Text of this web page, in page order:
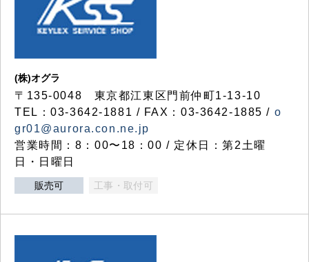
(株)オグラ
〒135-0048 東京都江東区門前仲町1-13-10
TEL：03-3642-1881 / FAX：03-3642-1885 / o
gr01@aurora.con.ne.jp
営業時間：8：00〜18：00 / 定休日：第2土曜
日・日曜日
販売可 工事・取付可